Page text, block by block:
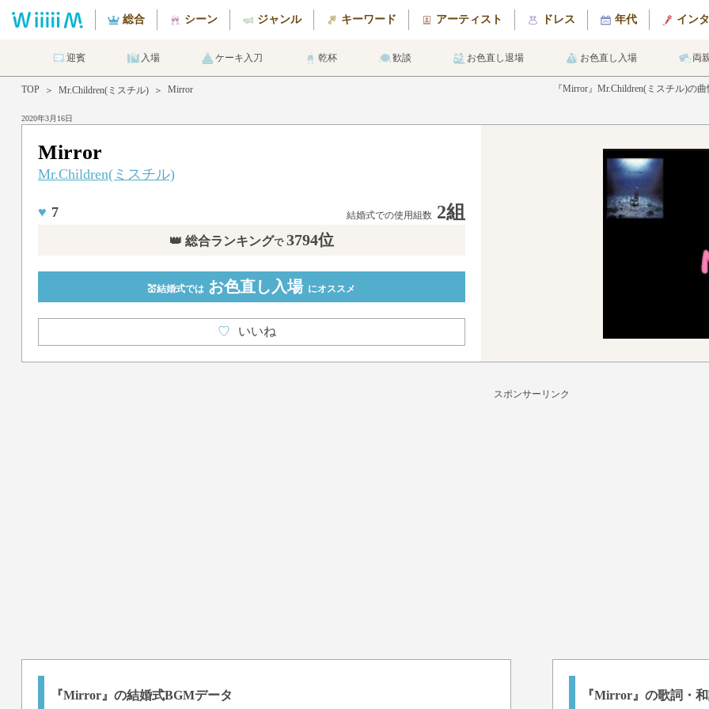
総合 シーン ジャンル キーワード アーティスト ドレス 年代 イン
迎賓 入場 ケーキ入刀 乾杯 歓談 お色直し退場 お色直し入場 両
TOP ＞ Mr.Children(ミスチル) ＞ Mirror
2020年3月16日
『Mirror』Mr.Children(ミスチル)
Mirror
Mr.Children(ミスチル)
♥ 7 結婚式での使用組数 2組
👑 総合ランキングで 3794位
💒結婚式では お色直し入場 にオススメ
♡ いいね
スポンサーリンク
『Mirror』の結婚式BGMデータ 『Mirror』の歌詞・